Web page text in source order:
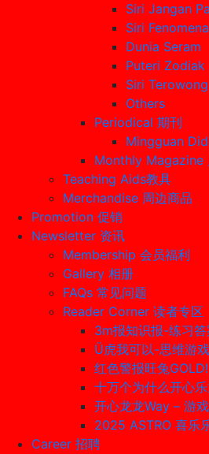
Siri Jangan
Siri
Dunia Seram
Puteri Zodiak
Siri
Others
Periodical 期刊
Mingguan
Monthly Magazine
Teaching Aids教具
Merchandise 周边商品
Promotion 促销
Newsletter 资讯
Membership 会员福利
Gallery 相册
FAQs 常见问题
Reader Corner 读者专区
3m报知识报-练习答
Ü虎我可以-思维游
红色警报旺兔
十万个为什么开心
开心龙龙Way – 游
2025 ASTRO 喜乐
Career 招聘